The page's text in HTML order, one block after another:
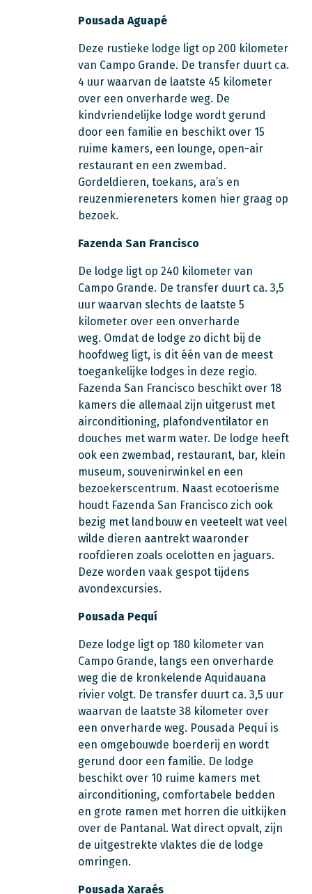
Pousada Aguapé
Deze rustieke lodge ligt op 200 kilometer
van Campo Grande. De transfer duurt ca.
4 uur waarvan de laatste 45 kilometer
over een onverharde weg. De
kindvriendelijke lodge wordt gerund
door een familie en beschikt over 15
ruime kamers, een lounge, open-air
restaurant en een zwembad.
Gordeldieren, toekans, ara’s en
reuzenmiereneters komen hier graag op
bezoek.
Fazenda San Francisco
De lodge ligt op 240 kilometer van
Campo Grande. De transfer duurt ca. 3,5
uur waarvan slechts de laatste 5
kilometer over een onverharde
weg. Omdat de lodge zo dicht bij de
hoofdweg ligt, is dit één van de meest
toegankelijke lodges in deze regio.
Fazenda San Francisco beschikt over 18
kamers die allemaal zijn uitgerust met
airconditioning, plafondventilator en
douches met warm water. De lodge heeft
ook een zwembad, restaurant, bar, klein
museum, souvenirwinkel en een
bezoekerscentrum. Naast ecotoerisme
houdt Fazenda San Francisco zich ook
bezig met landbouw en veeteelt wat veel
wilde dieren aantrekt waaronder
roofdieren zoals ocelotten en jaguars.
Deze worden vaak gespot tijdens
avondexcursies.
Pousada Pequí
Deze lodge ligt op 180 kilometer van
Campo Grande, langs een onverharde
weg die de kronkelende Aquidauana
rivier volgt. De transfer duurt ca. 3,5 uur
waarvan de laatste 38 kilometer over
een onverharde weg. Pousada Pequí is
een omgebouwde boerderij en wordt
gerund door een familie. De lodge
beschikt over 10 ruime kamers met
airconditioning, comfortabele bedden
en grote ramen met horren die uitkijken
over de Pantanal. Wat direct opvalt, zijn
de uitgestrekte vlaktes die de lodge
omringen.
Pousada Xaraés